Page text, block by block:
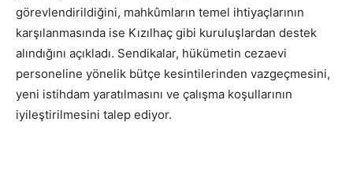
görevlendirildiğini, mahkûmların temel ihtiyaçlarının
karşılanmasında ise Kızılhaç gibi kuruluşlardan destek
alındığını açıkladı. Sendikalar, hükümetin cezaevi
personeline yönelik bütçe kesintilerinden vazgeçmesini,
yeni istihdam yaratılmasını ve çalışma koşullarının
iyileştirilmesini talep ediyor.